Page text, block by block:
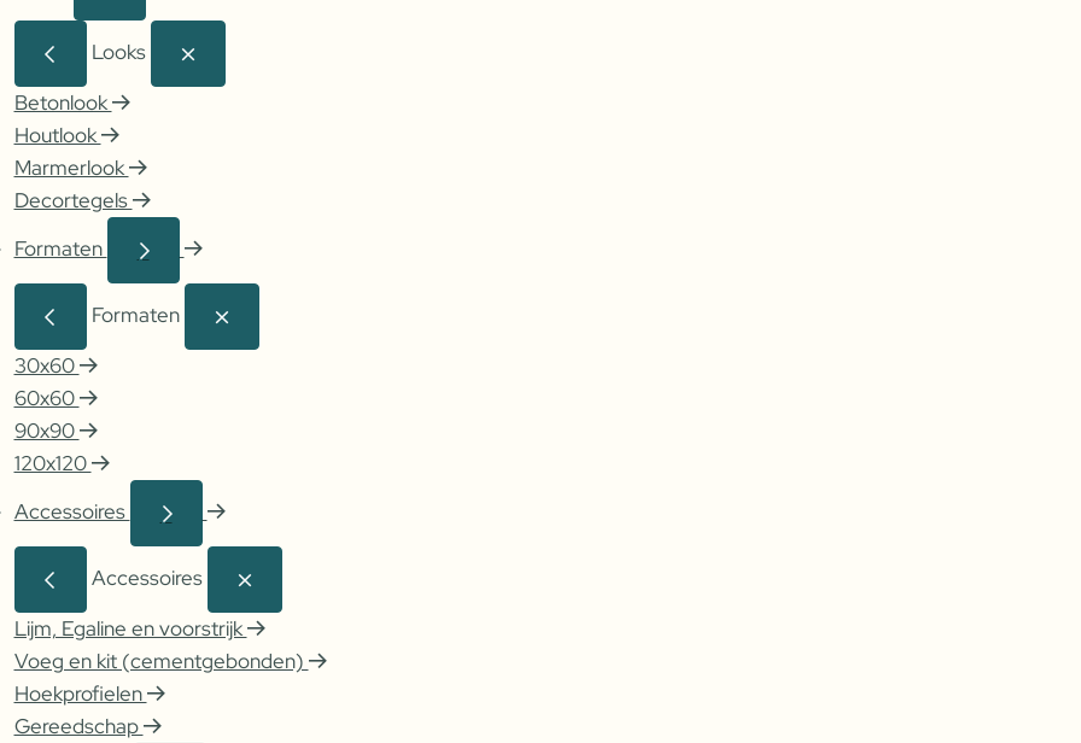
Looks
Betonlook
Houtlook
Marmerlook
Decortegels
Formaten
Formaten
30x60
60x60
90x90
120x120
Accessoires
Accessoires
Lijm, Egaline en voorstrijk
Voeg en kit (cementgebonden)
Hoekprofielen
Gereedschap